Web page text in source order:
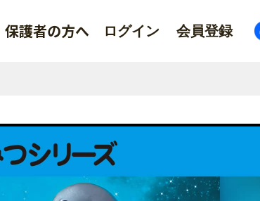
保護者の方へ ログイン 会員登録